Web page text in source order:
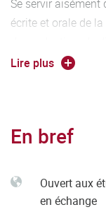
Se servir aisément
écrite et orale de
Lire plus
En bref
Ouvert aux
en échange